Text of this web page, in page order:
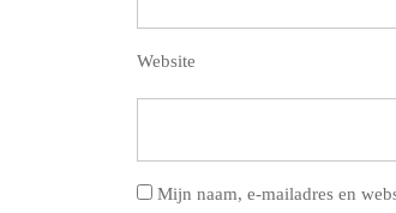
Website
Mijn naam, e-mailadres en